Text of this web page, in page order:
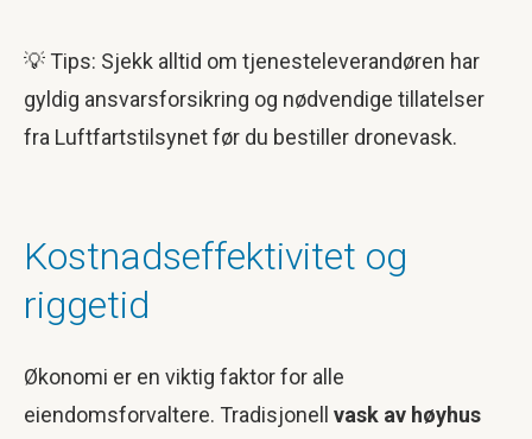
💡 Tips: Sjekk alltid om tjenesteleverandøren har
gyldig ansvarsforsikring og nødvendige tillatelser
fra Luftfartstilsynet før du bestiller dronevask.
Kostnadseffektivitet og
riggetid
Økonomi er en viktig faktor for alle
eiendomsforvaltere. Tradisjonell vask av høyhus